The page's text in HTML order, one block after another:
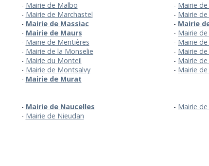
Mairie de Malbo
Mairie de
Mairie de Marchastel
Mairie
Mairie de Massiac
Mairie
Mairie de Maurs
Mairie
Mairie de Mentières
Mairie
Mairie de la Monselie
Mairie
Mairie du Monteil
Mairie
Mairie de Montsalvy
Mairie
Mairie de Murat
Mairie de Naucelles
Mairie
Mairie de Nieudan